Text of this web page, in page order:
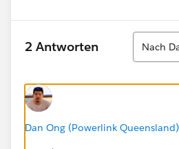
2 Antworten
Sortieren
Nach
Dan Ong (Powerlink Queensland)